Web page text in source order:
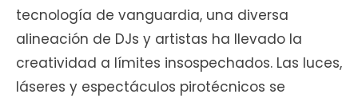
tecnología de vanguardia, una diversa
alineación de DJs y artistas ha llevado la
creatividad a límites insospechados. Las luces,
láseres y espectáculos pirotécnicos se